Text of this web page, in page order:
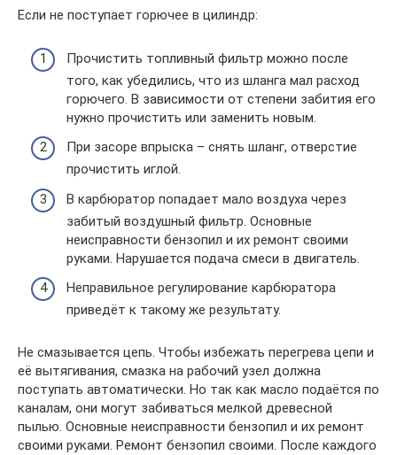
Если не поступает горючее в цилиндр:
Прочистить топливный фильтр можно после
того, как убедились, что из шланга мал расход
горючего. В зависимости от степени забития его
нужно прочистить или заменить новым.
При засоре впрыска – снять шланг, отверстие
прочистить иглой.
В карбюратор попадает мало воздуха через
забитый воздушный фильтр. Основные
неисправности бензопил и их ремонт своими
руками. Нарушается подача смеси в двигатель.
Неправильное регулирование карбюратора
приведёт к такому же результату.
Не смазывается цепь. Чтобы избежать перегрева цепи и
её вытягивания, смазка на рабочий узел должна
поступать автоматически. Но так как масло подаётся по
каналам, они могут забиваться мелкой древесной
пылью. Основные неисправности бензопил и их ремонт
своими руками. Ремонт бензопил своими. После каждого